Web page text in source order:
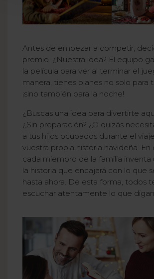
Antes de empezar a competir,
premio. ¿Nuestra idea? El equipo
la película para ver al terminar el
manera, tienes planes no solo para
¡sino también para la noche!
¿Buscas una idea para divertirte
¿Sin preparación? ¿O quizás
a tus hijos ocupados durante el
vuestra propia historia navideña. En
cada miembro de la familia inventa
la historia que encajará con lo que
hasta ahora. De esta forma, todos
escuchar atentamente lo que